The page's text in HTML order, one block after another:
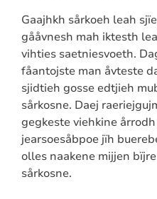
Gaajhkh sårkoeh leah
gååvnesh mah iktesth
vihties saetniesvoeth.
fåantojste man åvteste
sjidtieh gosse edtjieh
sårkosne. Daej
gegkeste viehkine
jearsoesåbpoe jïh
olles naakene mijjen
sårkosne.